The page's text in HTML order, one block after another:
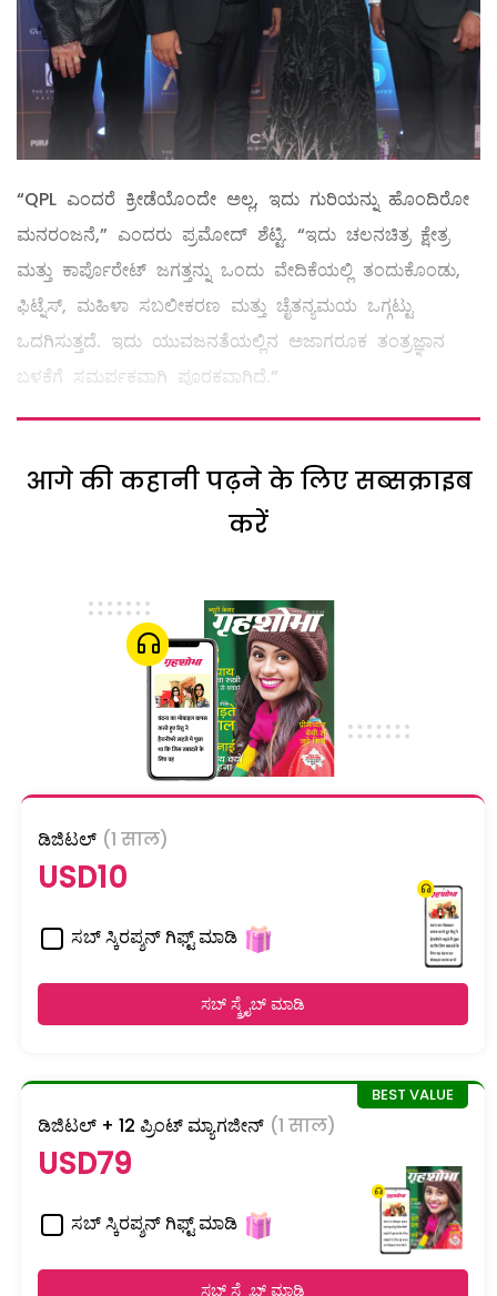
“QPL ಎಂದರೆ ಕ್ರೀಡೆಯೊಂದೇ ಅಲ್ಲ, ಇದು ಗುರಿಯನ್ನು ಹೊಂದಿರೋ
ಮನರಂಜನೆ,” ಎಂದರು ಪ್ರಮೋದ್ ಶೆಟ್ಟಿ. “ಇದು ಚಲನಚಿತ್ರ ಕ್ಷೇತ್ರ
ಮತ್ತು ಕಾರ್ಪೊರೇಟ್ ಜಗತ್ತನ್ನು ಒಂದು ವೇದಿಕೆಯಲ್ಲಿ ತಂದುಕೊಂಡು,
ಫಿಟ್ನೆಸ್, ಮಹಿಳಾ ಸಬಲೀಕರಣ ಮತ್ತು ಚೈತನ್ಯಮಯ ಒಗ್ಗಟ್ಟು
ಒದಗಿಸುತ್ತದೆ. ಇದು ಯುವಜನತೆಯಲ್ಲಿನ ಅಜಾಗರೂಕ ತಂತ್ರಜ್ಞಾನ
ಬಳಕೆಗೆ ಸಮರ್ಪಕವಾಗಿ ಪೂರಕವಾಗಿದೆ.”
आगे की कहानी पढ़ने के लिए सब्सक्राइब
करें
ಡಿಜಿಟಲ್ (1 साल)
USD10
ಸಬ್ ಸ್ಕಿರಪ್ಶನ್ ಗಿಫ್ಟ್ ಮಾಡಿ
ಸಬ್ ಸ್ಕ್ರೈಬ್ ಮಾಡಿ
ಡಿಜಿಟಲ್ + 12 ಪ್ರಿಂಟ್ ಮ್ಯಾಗಜೀನ್ (1 साल)
USD79
ಸಬ್ ಸ್ಕಿರಪ್ಶನ್ ಗಿಫ್ಟ್ ಮಾಡಿ
ಸಬ್ ಸ್ಕ್ರೈಬ್ ಮಾಡಿ